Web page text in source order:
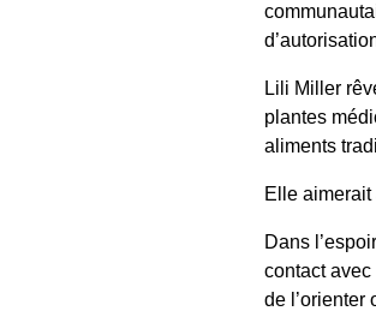
Lili Miller
plantes
aliments
Elle
Dans
contact
de l’orienter